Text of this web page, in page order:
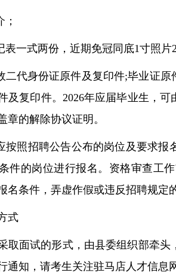
表一式两份，近期免冠同底1寸照片
二代身份证原件及复印件;毕业证
及复印件。2026年应届毕业生，
章的解除协议证明。
按照招聘公告公布的岗位及要求
件的岗位进行报名。资格审查工
名条件，弄虚作假或违反招聘规定
式
取面试的形式，由县委组织部牵
通知，请考生关注驻马店人才信息